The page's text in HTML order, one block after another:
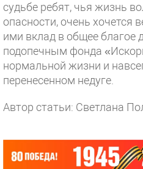
судьбе ребят, чья жизнь
опасности, очень хочется
ими вклад в общее благое
подопечным фонда
нормальной жизни и
перенесенном недуге.
Автор статьи: Светлана